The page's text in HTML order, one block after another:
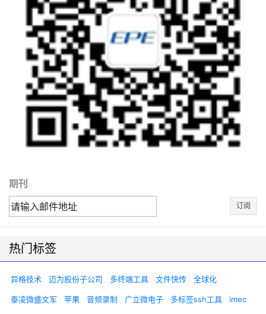
期刊
订阅
热门标签
异格技术 迈为股份子公司 多终端工具 文件快传 全球化
泰凌微盛文军 苹果 音频录制 广立微电子 多标签ssh工具 imec